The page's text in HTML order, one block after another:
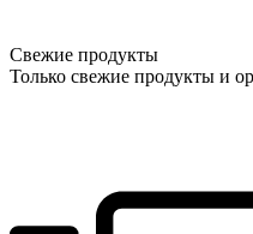
Свежие продукты
Только свежие продукты и